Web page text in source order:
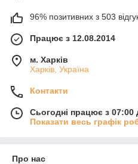
96% позитивних з 503
Працює з 12.08.2014
м. Харків
Харків, Україна
Контакти
Сьогодні працює з 07:00
Показати весь графік
Про нас